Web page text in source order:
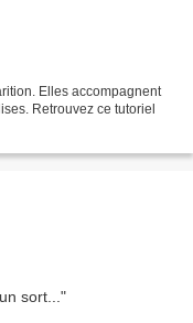
Elles accompagnent
Retrouvez ce tutoriel